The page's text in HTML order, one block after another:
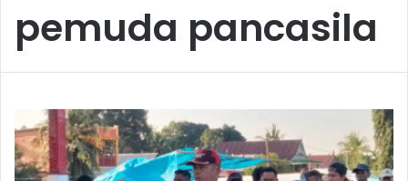
pemuda pancasila